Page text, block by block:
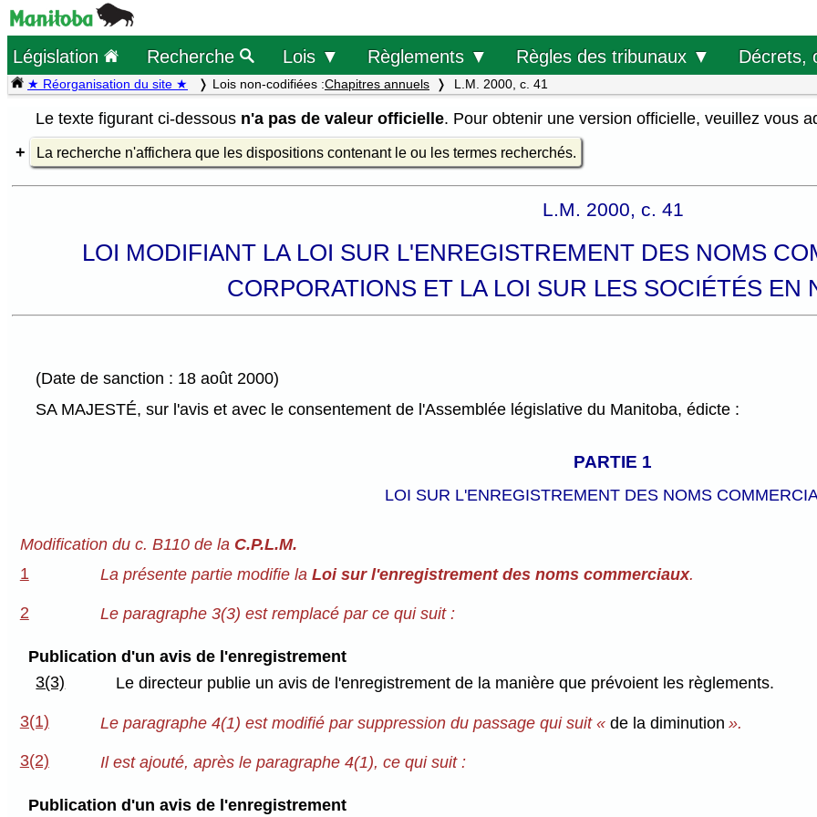
Législation Recherche Lois ▼ Règlements ▼ Règles des tribunaux ▼ Décrets,
★ Réorganisation du site ★ Lois non-codifiées :Chapitres annuels L.M. 2000, c. 41
Le texte figurant ci-dessous n'a pas de valeur officielle. Pour obtenir une version officielle, veuillez vous
La recherche n'affichera que les dispositions contenant le ou les termes recherchés.
L.M. 2000, c. 41
LOI MODIFIANT LA LOI SUR L'ENREGISTREMENT DES NOMS
CORPORATIONS ET LA LOI SUR LES SOCIÉTÉS EN
(Date de sanction : 18 août 2000)
SA MAJESTÉ, sur l'avis et avec le consentement de l'Assemblée législative du Manitoba, édicte :
PARTIE 1
LOI SUR L'ENREGISTREMENT DES NOMS
Modification du c. B110 de la C.P.L.M.
1
La présente partie modifie la Loi sur l'enregistrement des noms commerciaux.
2 Le paragraphe 3(3) est remplacé par ce qui suit :
Publication d'un avis de l'enregistrement
3(3)
Le directeur publie un avis de l'enregistrement de la manière que prévoient les règlements.
3(1) Le paragraphe 4(1) est modifié par suppression du passage qui suit « de la diminution ».
3(2) Il est ajouté, après le paragraphe 4(1), ce qui suit :
Publication d'un avis de l'enregistrement